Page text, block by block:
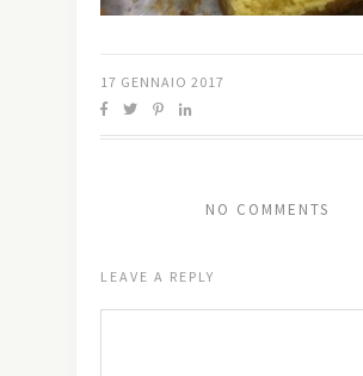
17 GENNAIO 2017
NO COMMENTS
LEAVE A REPLY